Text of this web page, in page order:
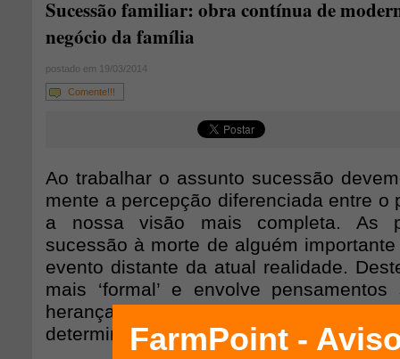
Sucessão familiar: obra contínua de
negócio da família
postado em 19/03/2014
Comente!!!
Ao trabalhar o assunto sucessão
mente a percepção diferenciada entre o
a nossa visão mais completa. As
sucessão à morte de alguém
evento distante da atual realidade.
mais ‘formal’ e envolve
herança e ocupação do poder
determinado dia.